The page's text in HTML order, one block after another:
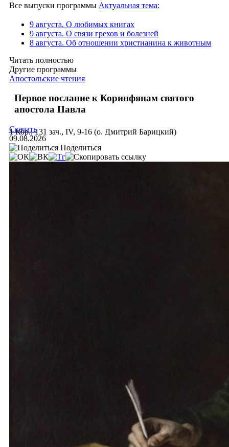
Все выпуски программы Актуальная тема:
9 августа. О любимых книгах
9 августа. О связи грехов и болезней
8 августа. Об отношении христианина к животным
Читать полностью
Другие программы
Апостольские чтения
Первое послание к Коринфянам святого
апостола Павла
1 Кор., 131 зач., IV, 9-16 (о. Дмитрий Барицкий)
Скачать
09.08.2026
Поделиться